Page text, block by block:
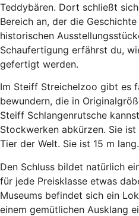
Teddybären. Dort schließt
Bereich an, der die
historischen
Schaufertigung erfährst du,
gefertigt werden.
Im Steiff Streichelzoo gibt es
bewundern, die in
Steiff Schlangenrutsche
Stockwerken abkürzen. Sie
Tier der Welt. Sie ist 15 m lang.
Den Schluss bildet natürlich
für jede Preisklasse etwas
Museums befindet sich ein
einem gemütlichen Ausklang